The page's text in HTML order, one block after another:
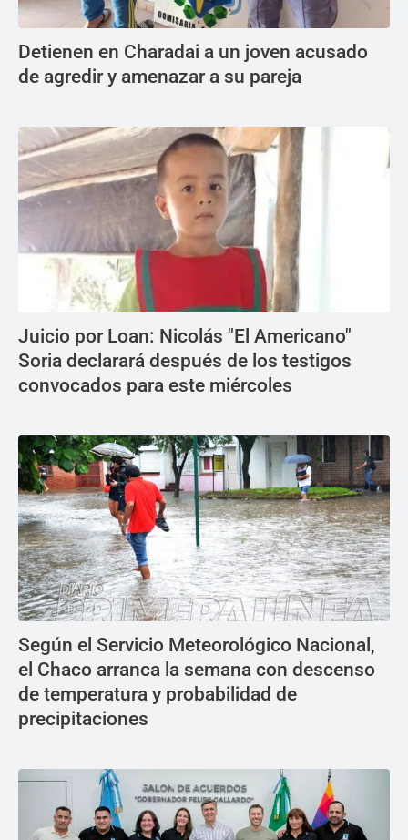
Detienen en Charadai a un joven acusado
de agredir y amenazar a su pareja
Juicio por Loan: Nicolás "El Americano"
Soria declarará después de los testigos
convocados para este miércoles
Según el Servicio Meteorológico Nacional,
el Chaco arranca la semana con descenso
de temperatura y probabilidad de
precipitaciones